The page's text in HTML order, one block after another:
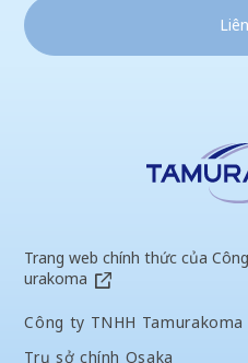
Trang web chính thức của
urakoma
Công ty TNHH Tamurakoma
Trụ sở chính Osaka